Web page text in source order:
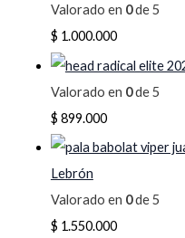
Valorado en 0de 5
$ 1.000.000
Valorado en 0de 5
$ 899.000
Lebrón
Valorado en 0de 5
$ 1.550.000